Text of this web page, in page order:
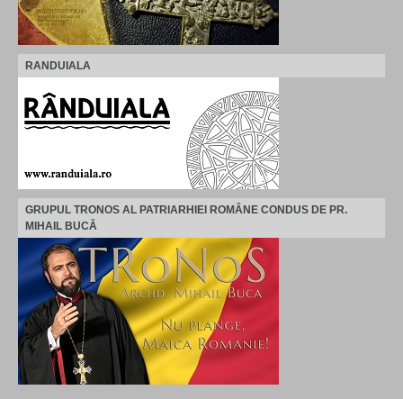
RANDUIALA
GRUPUL TRONOS AL PATRIARHIEI ROMÂNE CONDUS DE PR.
MIHAIL BUCĂ